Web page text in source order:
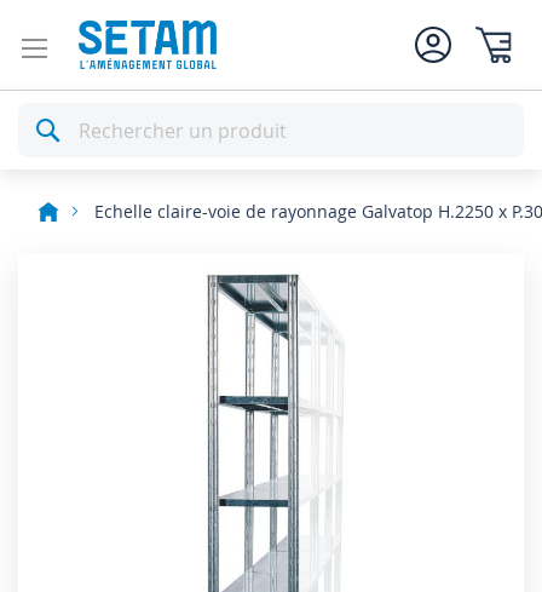
Rechercher
Echelle claire-voie de rayonnage Galvatop H.2250 x